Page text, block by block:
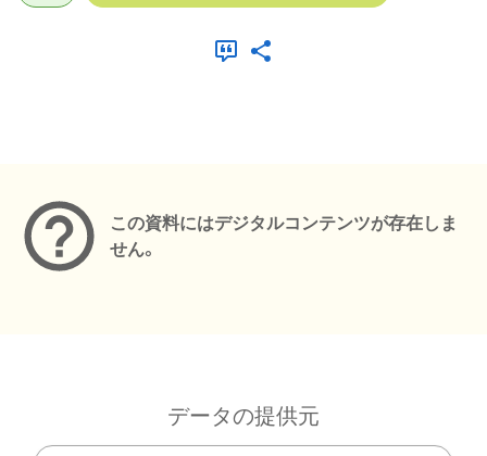
この資料にはデジタルコンテンツが存在しま
せん。
データの提供元